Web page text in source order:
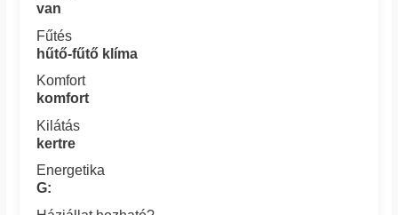
van
Fűtés
hűtő-fűtő klíma
Komfort
komfort
Kilátás
kertre
Energetika
G: